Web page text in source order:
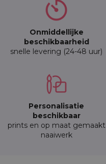
Onmiddellijke
beschikbaarheid
snelle levering (24-48 uur)
Personalisatie
beschikbaar
prints en op maat gemaakt
naaiwerk